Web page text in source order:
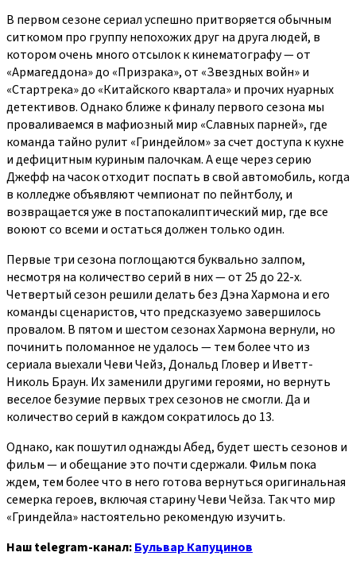
В первом сезоне сериал успешно притворяется обычным
ситкомом про группу непохожих друг на друга людей, в
котором очень много отсылок к кинематографу — от
«Армагеддона» до «Призрака», от «Звездных войн» и
«Стартрека» до «Китайского квартала» и прочих нуарных
детективов. Однако ближе к финалу первого сезона мы
проваливаемся в мафиозный мир «Славных парней», где
команда тайно рулит «Гриндейлом» за счет доступа к кухне
и дефицитным куриным палочкам. А еще через серию
Джефф на часок отходит поспать в свой автомобиль, когда
в колледже объявляют чемпионат по пейнтболу, и
возвращается уже в постапокалиптический мир, где все
воюют со всеми и остаться должен только один.
Первые три сезона поглощаются буквально залпом,
несмотря на количество серий в них — от 25 до 22-х.
Четвертый сезон решили делать без Дэна Хармона и его
команды сценаристов, что предсказуемо завершилось
провалом. В пятом и шестом сезонах Хармона вернули, но
починить поломанное не удалось — тем более что из
сериала выехали Чеви Чейз, Дональд Гловер и Иветт-
Николь Браун. Их заменили другими героями, но вернуть
веселое безумие первых трех сезонов не смогли. Да и
количество серий в каждом сократилось до 13.
Однако, как пошутил однажды Абед, будет шесть сезонов и
фильм — и обещание это почти сдержали. Фильм пока
ждем, тем более что в него готова вернуться оригинальная
семерка героев, включая старину Чеви Чейза. Так что мир
«Гриндейла» настоятельно рекомендую изучить.
Наш telegram-канал:Бульвар Капуцинов